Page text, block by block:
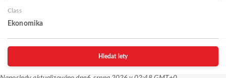
Class
Ekonomika
Hledat lety